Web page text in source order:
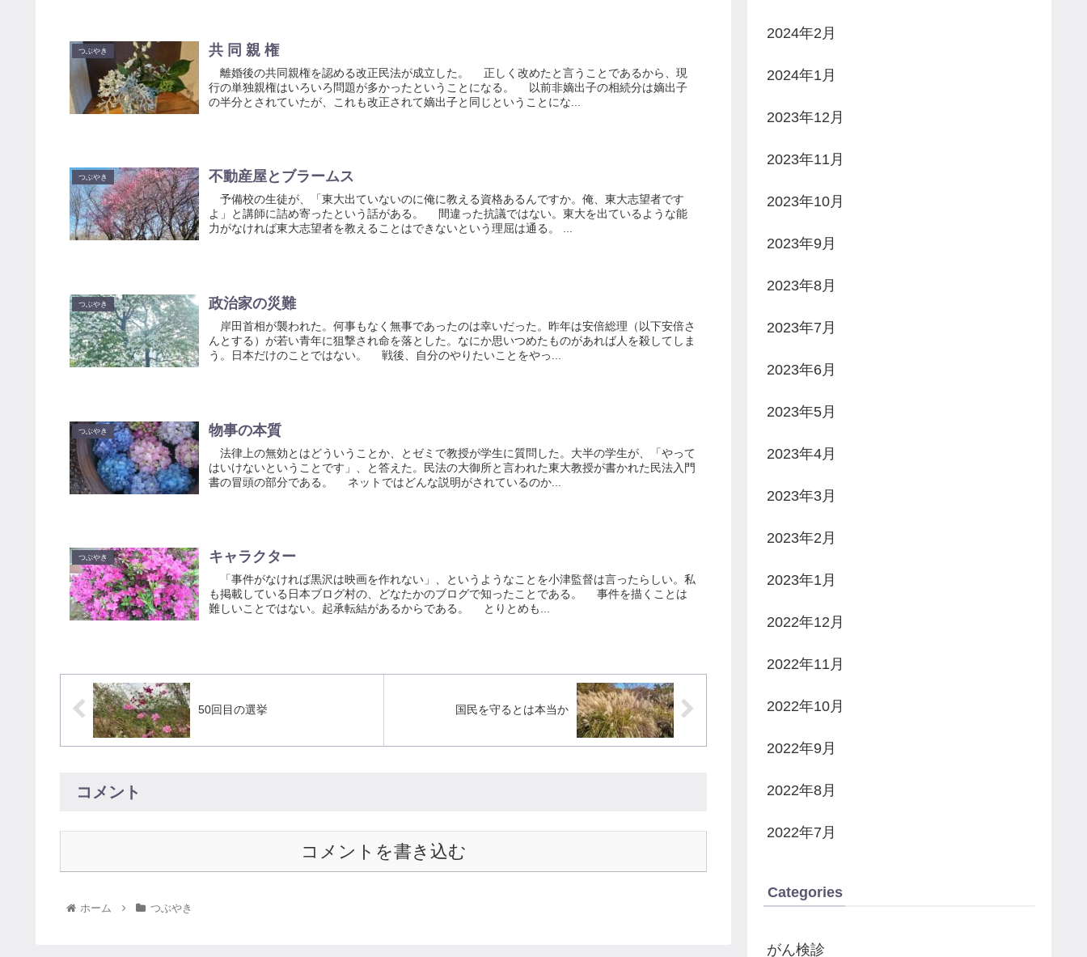
つぶやき 共 同 親 権
離婚後の共同親権を認める改正民法が成立した。 正しく改めたと言うことであるから、現
行の単独親権はいろいろ問題が多かったということになる。 以前非嫡出子の相続分は嫡出子
の半分とされていたが、これも改正されて嫡出子と同じということにな...
つぶやき 不動産屋とブラームス
予備校の生徒が、「東大出ていないのに俺に教える資格あるんですか。俺、東大志望者です
よ」と講師に詰め寄ったという話がある。 間違った抗議ではない。東大を出ているような能
力がなければ東大志望者を教えることはできないという理屈は通る。 ...
つぶやき 政治家の災難
岸田首相が襲われた。何事もなく無事であったのは幸いだった。昨年は安倍総理（以下安倍さ
んとする）が若い青年に狙撃され命を落とした。なにか思いつめたものがあれば人を殺してしま
う。日本だけのことではない。 戦後、自分のやりたいことをやっ...
つぶやき 物事の本質
法律上の無効とはどういうことか、とゼミで教授が学生に質問した。大半の学生が、「やって
はいけないということです」、と答えた。民法の大御所と言われた東大教授が書かれた民法入門
書の冒頭の部分である。 ネットではどんな説明がされているのか...
つぶやき キャラクター
「事件がなければ黒沢は映画を作れない」、というようなことを小津監督は言ったらしい。私
も掲載している日本ブログ村の、どなたかのブログで知ったことである。 事件を描くことは
難しいことではない。起承転結があるからである。 とりとめも...
50回目の選挙 国民を守るとは本当か
コメント
コメントを書き込む
ホーム つぶやき
2024年2月
2024年1月
2023年12月
2023年11月
2023年10月
2023年9月
2023年8月
2023年7月
2023年6月
2023年5月
2023年4月
2023年3月
2023年2月
2023年1月
2022年12月
2022年11月
2022年10月
2022年9月
2022年8月
2022年7月
Categories
がん検診